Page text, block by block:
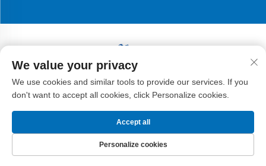
Direitos autorais © 2024 Shanghai Flying Fish Machinery
Manufacturing Co., Ltd.
PÁGINA INICIAL PRODUTOS E-MAIL TEL
We value your privacy
We use cookies and similar tools to provide our services. If you
don't want to accept all cookies, click Personalize cookies.
Personalize cookies
Accept all